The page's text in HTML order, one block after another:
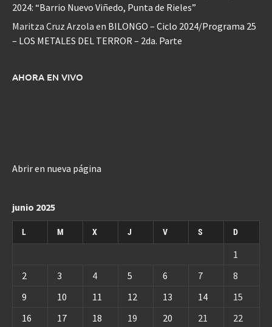
2024: “Barrio Nuevo Viñedo, Punta de Rieles”
Maritza Cruz Arzola en BILONGO – Ciclo 2024/Programa 25
– LOS METALES DEL TERROR – 2da. Parte
AHORA EN VIVO
Abrir en nueva página
junio 2025
L M X J V S D
1
2
3 4 5 6 7
8
9
10 11 12 13 14
15
16
17 18 19 20 21 22